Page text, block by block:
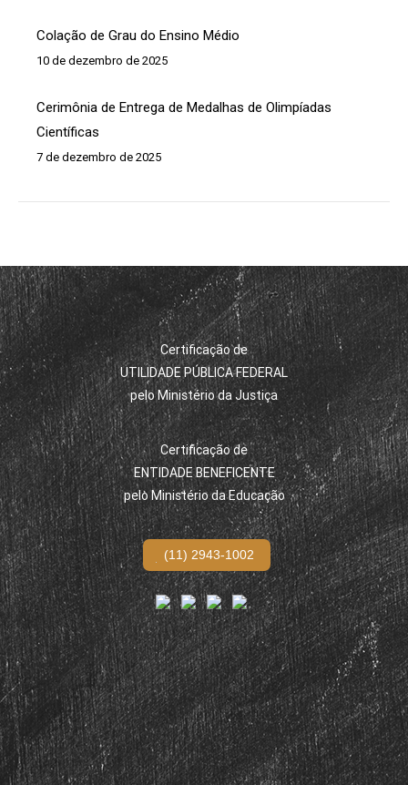
Colação de Grau do Ensino Médio
10 de dezembro de 2025
Cerimônia de Entrega de Medalhas de Olimpíadas
Científicas
7 de dezembro de 2025
Certificação de
UTILIDADE PÚBLICA FEDERAL
pelo Ministério da Justiça
Certificação de
ENTIDADE BENEFICENTE
pelo Ministério da Educação
(11) 2943-1002